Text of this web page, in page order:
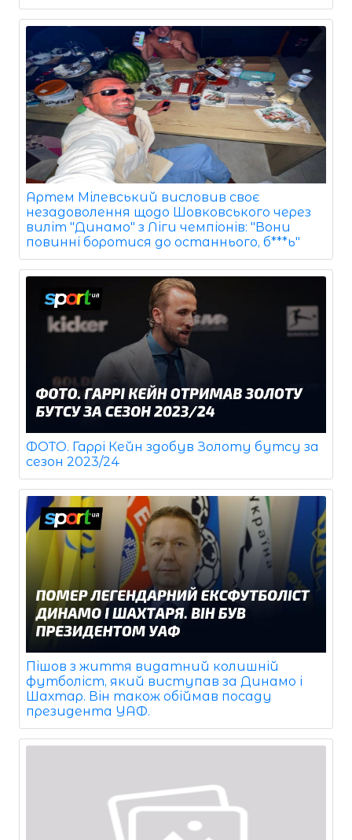
Артем Мілевський висловив своє
незадоволення щодо Шовковського через
виліт "Динамо" з Ліги чемпіонів: "Вони
повинні боротися до останнього, б***ь"
ФОТО. Гаррі Кейн здобув Золоту бутсу за
сезон 2023/24
Пішов з життя видатний колишній
футболіст, який виступав за Динамо і
Шахтар. Він також обіймав посаду
президента УАФ.